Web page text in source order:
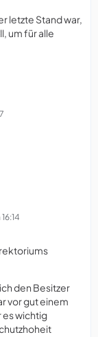
letzte Stand war,
um für alle
den Besitzer
vor gut einem
es wichtig